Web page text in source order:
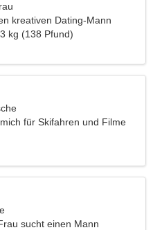
kreativen Dating-Mann
kg (138 Pfund)
für Skifahren und Filme
sucht einen Mann